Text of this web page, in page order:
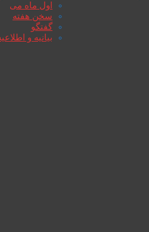
اول ماە می
سخن هفتە
گفتگو
بیانیە و